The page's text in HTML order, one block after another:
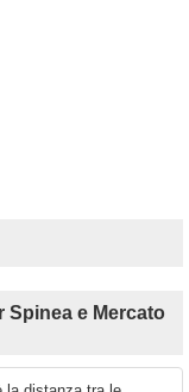
Spinea e Mercato